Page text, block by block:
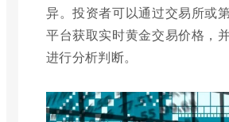
异。投资者可以通过交易所或
平台获取实时黄金交易价格，
进行分析判断。